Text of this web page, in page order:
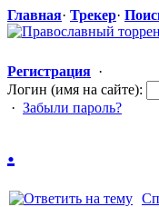
Главная· Трекер·
Регистрация ·
Логин (имя на сайте):
· Забыли пароль?
.